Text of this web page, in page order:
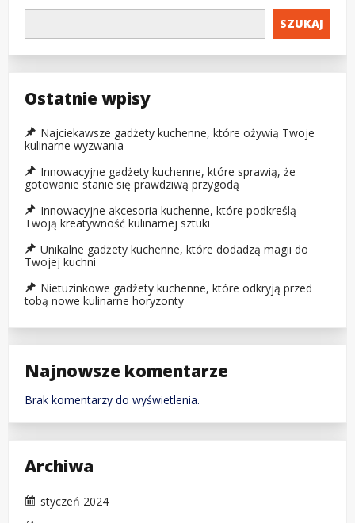
SZUKAJ
Ostatnie wpisy
Najciekawsze gadżety kuchenne, które ożywią Twoje
kulinarne wyzwania
Innowacyjne gadżety kuchenne, które sprawią, że
gotowanie stanie się prawdziwą przygodą
Innowacyjne akcesoria kuchenne, które podkreślą
Twoją kreatywność kulinarnej sztuki
Unikalne gadżety kuchenne, które dodadzą magii do
Twojej kuchni
Nietuzinkowe gadżety kuchenne, które odkryją przed
tobą nowe kulinarne horyzonty
Najnowsze komentarze
Brak komentarzy do wyświetlenia.
Archiwa
styczeń 2024